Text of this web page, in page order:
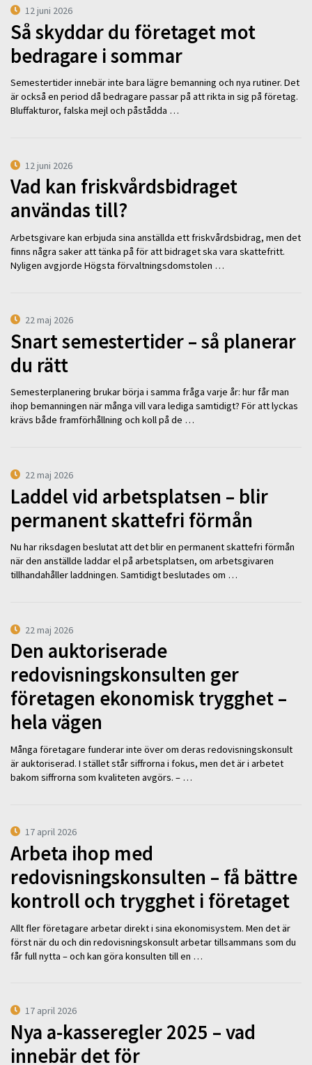
12 juni 2026
Så skyddar du företaget mot
bedragare i sommar
Semestertider innebär inte bara lägre bemanning och nya rutiner. Det
är också en period då bedragare passar på att rikta in sig på företag.
Bluffakturor, falska mejl och påstådda …
12 juni 2026
Vad kan friskvårdsbidraget
användas till?
Arbetsgivare kan erbjuda sina anställda ett friskvårdsbidrag, men det
finns några saker att tänka på för att bidraget ska vara skattefritt.
Nyligen avgjorde Högsta förvaltningsdomstolen …
22 maj 2026
Snart semestertider – så planerar
du rätt
Semesterplanering brukar börja i samma fråga varje år: hur får man
ihop bemanningen när många vill vara lediga samtidigt? För att lyckas
krävs både framförhållning och koll på de …
22 maj 2026
Laddel vid arbetsplatsen – blir
permanent skattefri förmån
Nu har riksdagen beslutat att det blir en permanent skattefri förmån
när den anställde laddar el på arbetsplatsen, om arbetsgivaren
tillhandahåller laddningen. Samtidigt beslutades om …
22 maj 2026
Den auktoriserade
redovisningskonsulten ger
företagen ekonomisk trygghet –
hela vägen
Många företagare funderar inte över om deras redovisningskonsult
är auktoriserad. I stället står siffrorna i fokus, men det är i arbetet
bakom siffrorna som kvaliteten avgörs. – …
17 april 2026
Arbeta ihop med
redovisningskonsulten – få bättre
kontroll och trygghet i företaget
Allt fler företagare arbetar direkt i sina ekonomisystem. Men det är
först när du och din redovisningskonsult arbetar tillsammans som du
får full nytta – och kan göra konsulten till en …
17 april 2026
Nya a-kasseregler 2025 – vad
innebär det för